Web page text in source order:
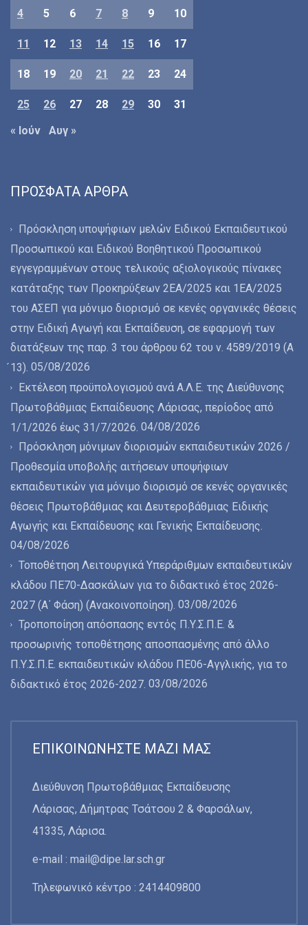
4 5 6 7 8 9 10
11 12 13 14 15 16 17
18 19 20 21 22 23 24
25 26 27 28 29 30
31
« Ιούν
Αυγ »
ΠΡΌΣΦΑΤΑ ΆΡΘΡΑ
Πρόσκληση υποψήφιων μελών Ειδικού Εκπαιδευτικού
Προσωπικού και Ειδικού Βοηθητικού Προσωπικού
εγγεγραμμένων στους τελικούς αξιολογικούς πίνακες
κατάταξης των Προκηρύξεων 2ΕΑ/2025 και 1ΕΑ/2025
του ΑΣΕΠ για μόνιμο διορισμό σε κενές οργανικές θέσεις
στην Ειδική Αγωγή και Εκπαίδευση, σε εφαρμογή των
διατάξεων της παρ. 3 του άρθρου 62 του ν. 4589/2019 (Α
́13). 05/08/2026
Εκτέλεση προϋπολογισμού ανά Α.Λ.Ε. της Διεύθυνσης
Πρωτοβάθμιας Εκπαίδευσης Λάρισας, περίοδος από
1/1/2026 έως 31/7/2026. 04/08/2026
Πρόσκληση μόνιμων διορισμών εκπαιδευτικών 2026 /
Προθεσμία υποβολής αιτήσεων υποψήφιων
εκπαιδευτικών για μόνιμο διορισμό σε κενές οργανικές
θέσεις Πρωτοβάθμιας και Δευτεροβάθμιας Ειδικής
Αγωγής και Εκπαίδευσης και Γενικής Εκπαίδευσης.
04/08/2026
Τοποθέτηση Λειτουργικά Υπεράριθμων εκπαιδευτικών
κλάδου ΠΕ70-Δασκάλων για το διδακτικό έτος 2026-
2027 (Α΄ Φάση) (Ανακοινοποίηση). 03/08/2026
Τροποποίηση απόσπασης εντός Π.Υ.Σ.Π.Ε. &
προσωρινής τοποθέτησης αποσπασμένης από άλλο
Π.Υ.Σ.Π.Ε. εκπαιδευτικών κλάδου ΠΕ06-Αγγλικής, για το
διδακτικό έτος 2026-2027. 03/08/2026
ΕΠΙΚΟΙΝΩΝΉΣΤΕ ΜΑΖΊ ΜΑΣ
Διεύθυνση Πρωτοβάθμιας Εκπαίδευσης
Λάρισας, Δήμητρας Τσάτσου 2 & Φαρσάλων,
41335, Λάρισα.
e-mail : mail@dipe.lar.sch.gr
Τηλεφωνικό κέντρο : 2414409800